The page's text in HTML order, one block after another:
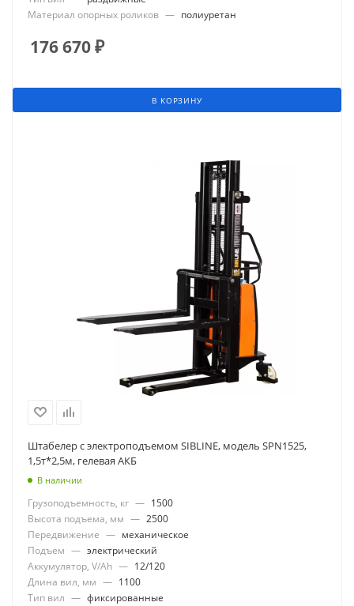
Материал опорных роликов — полиуретан
176 670₽
В КОРЗИНУ
Штабелер с электроподъемом SIBLINE, модель SPN1525,
1,5т*2,5м, гелевая АКБ
В наличии
Грузоподъемность, кг — 1500
Высота подъема, мм — 2500
Передвижение — механическое
Подъем — электрический
Аккумулятор, V/Ah — 12/120
Длина вил, мм — 1100
Тип вил — фиксированные